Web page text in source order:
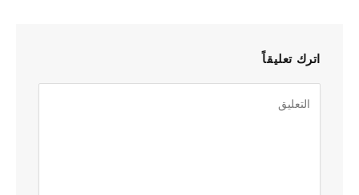
اترك تعليقاً